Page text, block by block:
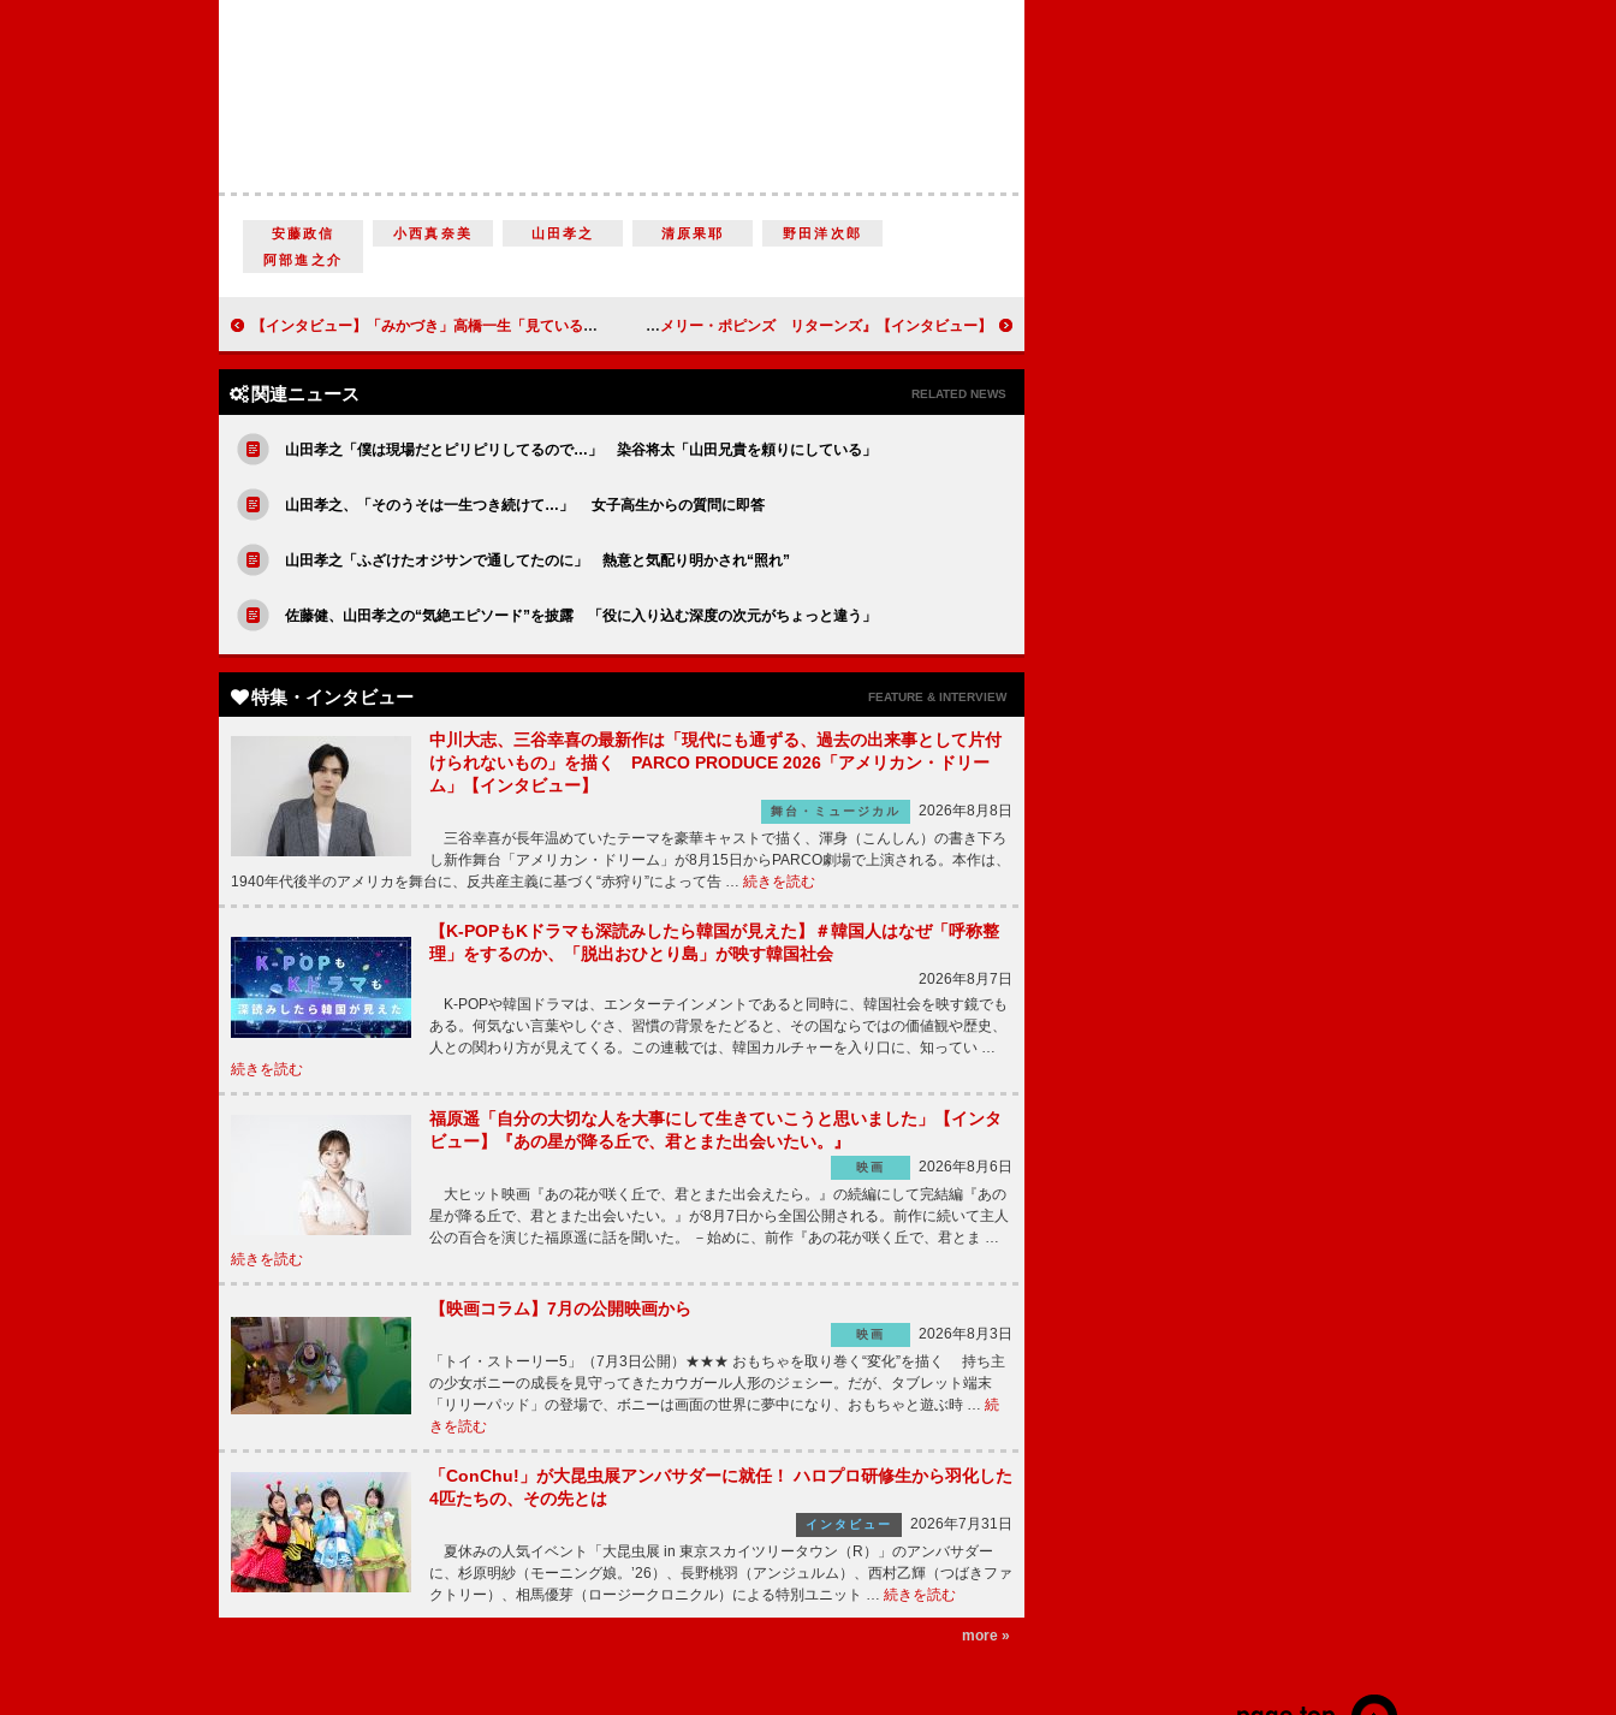
安藤政信 小西真奈美 山田孝之 清原果耶
野田洋次郎
阿部進之介
【インタビュー】「みかづき」高橋一生「見ているうちに、塾の話であることをうっかり忘れると思います（笑）」 【インタビュー】『メリー・ポピンズ リターンズ』エミリー・ブラント「今回は、私たちなりの“次章のメリー・ポピンズ”になっています」
関連ニュース RELATED NEWS
山田孝之「僕は現場だとピリピリしてるので…」 染谷将太「山田兄貴を頼りにしている」
山田孝之、「そのうそは一生つき続けて…」 女子高生からの質問に即答
山田孝之「ふざけたオジサンで通してたのに」 熱意と気配り明かされ“照れ”
佐藤健、山田孝之の“気絶エピソード”を披露 「役に入り込む深度の次元がちょっと違う」
特集・インタビュー FEATURE & INTERVIEW
中川大志、三谷幸喜の最新作は「現代にも通ずる、過去の出来事として片付
けられないもの」を描く PARCO PRODUCE 2026「アメリカン・ドリー
ム」【インタビュー】
舞台・ミュージカル
2026年8月8日
三谷幸喜が長年温めていたテーマを豪華キャストで描く、渾身（こんしん）の書き下ろ
し新作舞台「アメリカン・ドリーム」が8月15日からPARCO劇場で上演される。本作は、
1940年代後半のアメリカを舞台に、反共産主義に基づく“赤狩り”によって告 … 続きを読む
【K-POPもKドラマも深読みしたら韓国が見えた】＃韓国人はなぜ「呼称整
理」をするのか、「脱出おひとり島」が映す韓国社会
2026年8月7日
K-POPや韓国ドラマは、エンターテインメントであると同時に、韓国社会を映す鏡でも
ある。何気ない言葉やしぐさ、習慣の背景をたどると、その国ならではの価値観や歴史、
人との関わり方が見えてくる。この連載では、韓国カルチャーを入り口に、知ってい …
続きを読む
福原遥「自分の大切な人を大事にして生きていこうと思いました」【インタ
ビュー】『あの星が降る丘で、君とまた出会いたい。』
映画
2026年8月6日
大ヒット映画『あの花が咲く丘で、君とまた出会えたら。』の続編にして完結編『あの
星が降る丘で、君とまた出会いたい。』が8月7日から全国公開される。前作に続いて主人
公の百合を演じた福原遥に話を聞いた。 －始めに、前作『あの花が咲く丘で、君とま …
続きを読む
【映画コラム】7月の公開映画から
映画
2026年8月3日
「トイ・ストーリー5」（7月3日公開）★★★ おもちゃを取り巻く“変化”を描く 持ち主
の少女ボニーの成長を見守ってきたカウガール人形のジェシー。だが、タブレット端末
「リリーパッド」の登場で、ボニーは画面の世界に夢中になり、おもちゃと遊ぶ時 … 続
きを読む
「ConChu!」が大昆虫展アンバサダーに就任！ ハロプロ研修生から羽化した
4匹たちの、その先とは
インタビュー
2026年7月31日
夏休みの人気イベント「大昆虫展 in 東京スカイツリータウン（R）」のアンバサダー
に、杉原明紗（モーニング娘。’26）、長野桃羽（アンジュルム）、西村乙輝（つばきファ
クトリー）、相馬優芽（ロージークロニクル）による特別ユニット … 続きを読む
more »